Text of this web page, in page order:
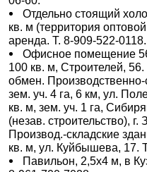
Отдельно стоящий
кв. м (территория
аренда. Т. 8-909-522-0118.
Офисное помещение
100 кв. м, Строителей,
обмен. Производственно-
зем. уч. 4 га, 6 км, ул.
кв. м, зем. уч. 1 га,
(незав. строительство),
Производ.-складские
кв. м, ул. Куйбышева, 17.
Павильон, 2,5х4 м, в